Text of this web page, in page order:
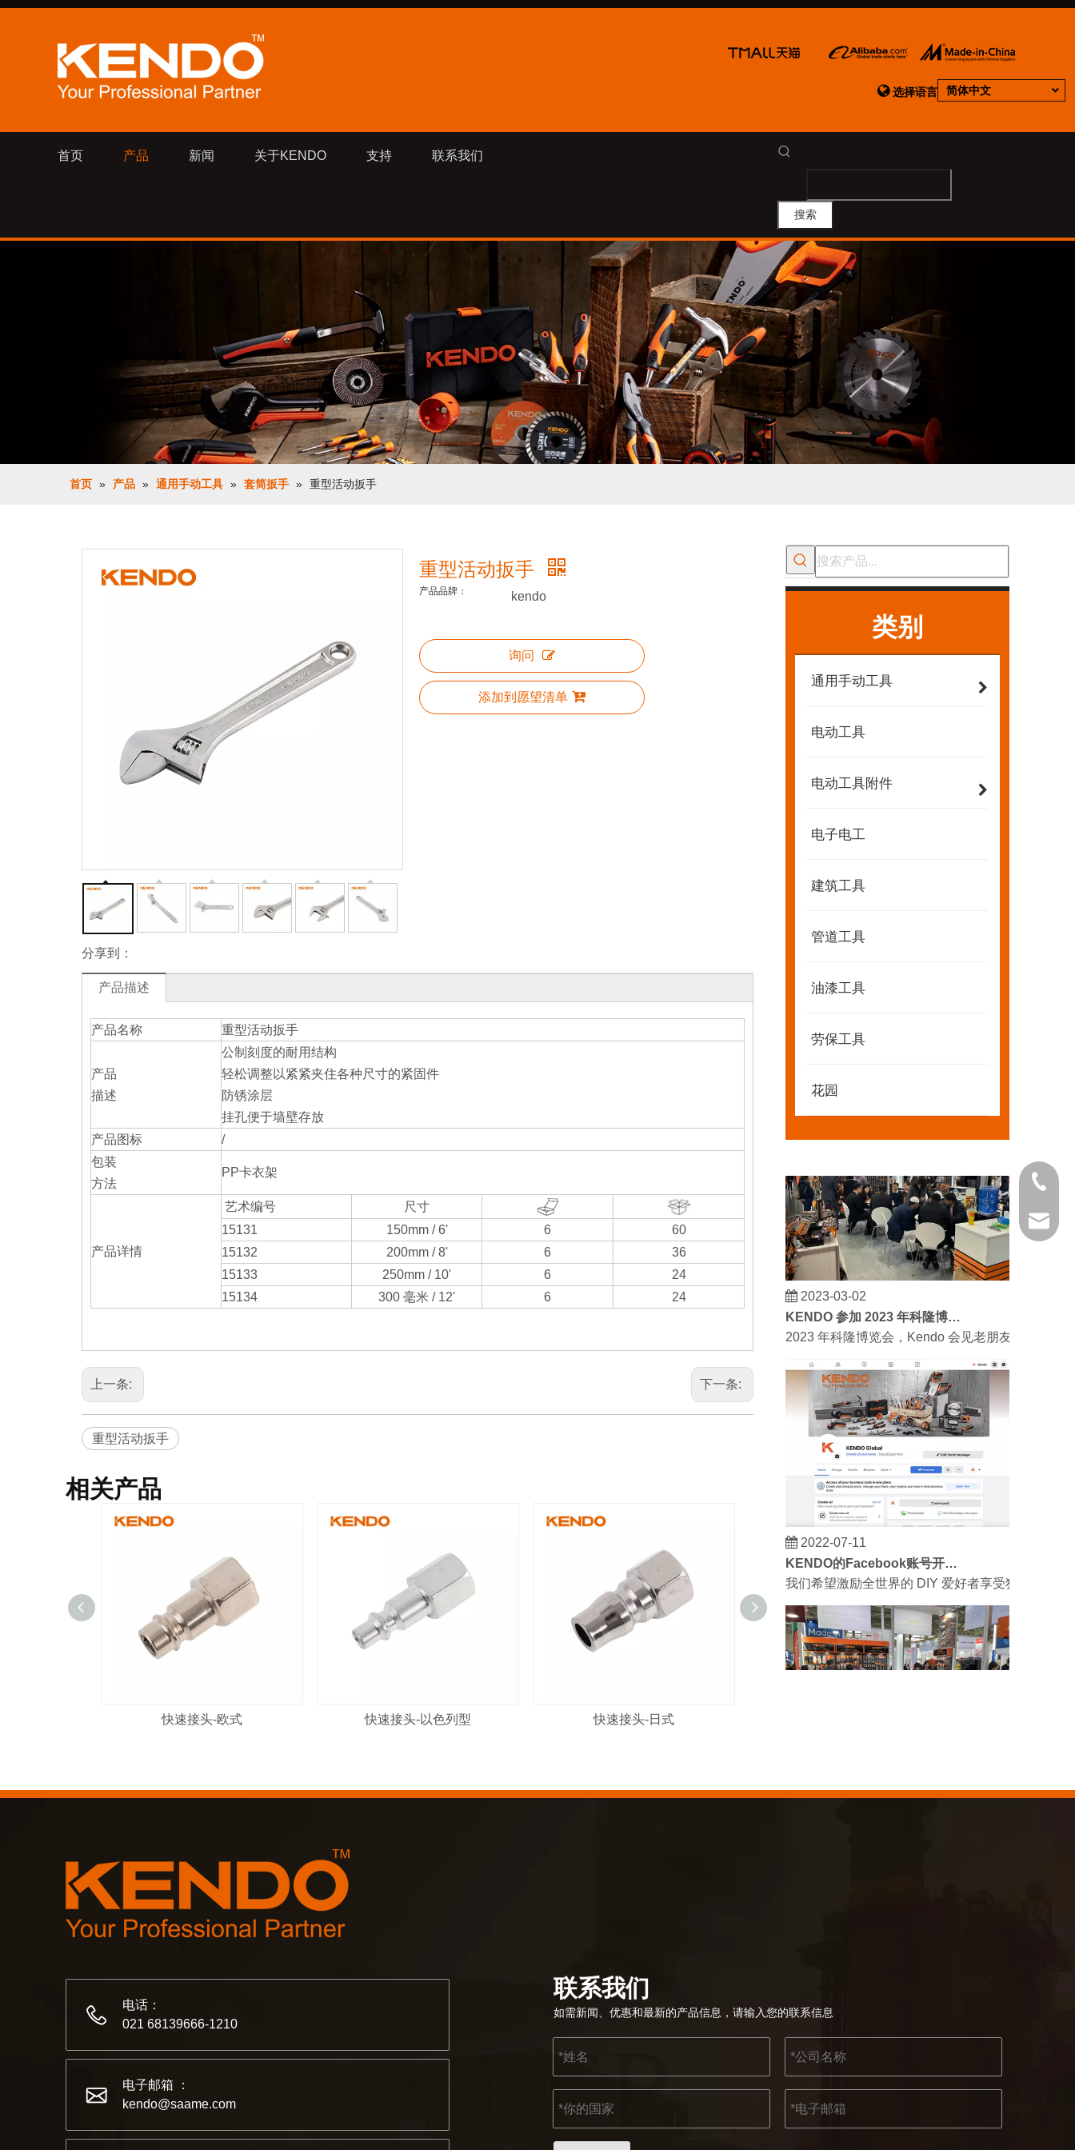
选择语言 简体中文
首页 产品 新闻 关于KENDO 支持 联系我们
搜索
首页 » 产品 » 通用手动工具 » 套筒扳手 » 重型活动扳手
分享到：
重型活动扳手
产品品牌： kendo
询问
添加到愿望清单
产品描述
产品名称 重型活动扳手
产品
描述
公制刻度的耐用结构
轻松调整以紧紧夹住各种尺寸的紧固件
防锈涂层
挂孔便于墙壁存放
产品图标
/
包装
方法
PP卡衣架
产品详情
艺术编号
尺寸
15131
150mm / 6' 6
60
15132
200mm / 8' 6
36
15133
250mm / 10' 6
24
15134
300 毫米 / 12' 6 24
上一条: 下一条:
重型活动扳手
相关产品
快速接头-欧式 快速接头-以色列型 快速接头-日式
类别
通用手动工具
电动工具
电动工具附件
电子电工
建筑工具
管道工具
油漆工具
劳保工具
花园
2022-07-11
我们希望激励全世界的 DIY 爱好者享受独立承担
2023-03-02
2023 年科隆博览会，Kendo 会见老朋友和结交新
2022-07-11
我们希望激励全世界的 DIY 爱好者享受独立承担
KENDO 参加 2023 年科隆博览会
021
电话：
021 68139666-1210
电子邮箱 ：
kendo@saame.com
联系我们
如需新闻、优惠和最新的产品信息，请输入您的联系信息